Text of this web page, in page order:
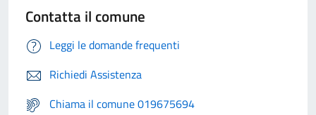
Contatta il comune
Leggi le domande frequenti
Richiedi Assistenza
Chiama il comune 019675694